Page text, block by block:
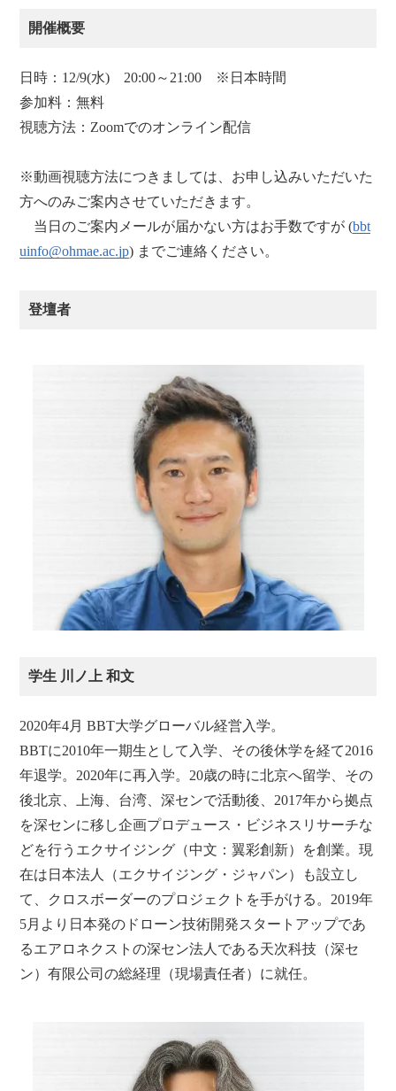
開催概要
日時：12/9(水) 20:00～21:00 ※日本時間
参加料：無料
視聴方法：Zoomでのオンライン配信
※動画視聴方法につきましては、お申し込みいただいた
方へのみご案内させていただきます。
当日のご案内メールが届かない方はお手数ですが (bbt
uinfo@ohmae.ac.jp) までご連絡ください。
登壇者
学生 川ノ上 和文
2020年4月 BBT大学グローバル経営入学。
BBTに2010年一期生として入学、その後休学を経て2016
年退学。2020年に再入学。20歳の時に北京へ留学、その
後北京、上海、台湾、深センで活動後、2017年から拠点
を深センに移し企画プロデュース・ビジネスリサーチな
どを行うエクサイジング（中文：翼彩創新）を創業。現
在は日本法人（エクサイジング・ジャパン）も設立し
て、クロスボーダーのプロジェクトを手がける。2019年
5月より日本発のドローン技術開発スタートアップであ
るエアロネクストの深セン法人である天次科技（深セ
ン）有限公司の総経理（現場責任者）に就任。